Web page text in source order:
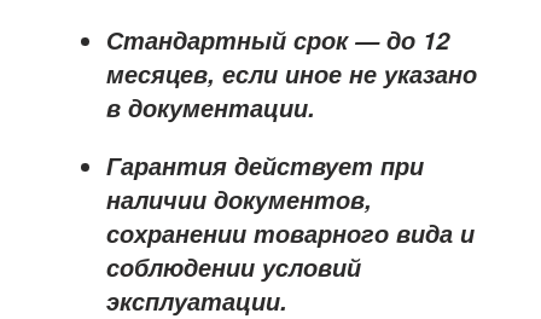
Стандартный срок — до 12
месяцев, если иное не указано
в документации.
Гарантия действует при
наличии документов,
сохранении товарного вида и
соблюдении условий
эксплуатации.